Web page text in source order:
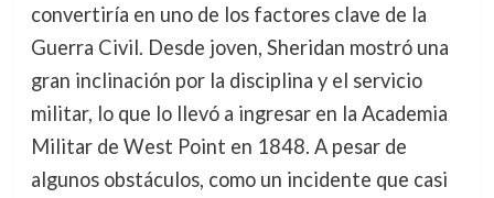
convertiría en uno de los factores clave de la
Guerra Civil. Desde joven, Sheridan mostró una
gran inclinación por la disciplina y el servicio
militar, lo que lo llevó a ingresar en la Academia
Militar de West Point en 1848. A pesar de
algunos obstáculos, como un incidente que casi